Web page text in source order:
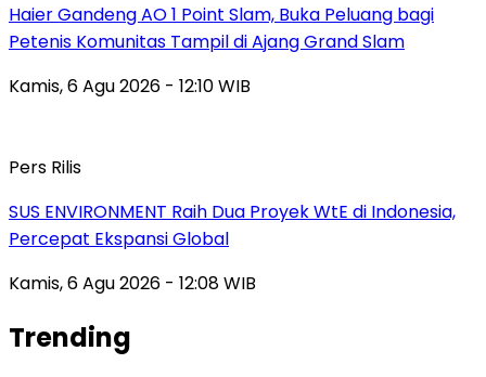
Haier Gandeng AO 1 Point Slam, Buka Peluang bagi
Petenis Komunitas Tampil di Ajang Grand Slam
Kamis, 6 Agu 2026 - 12:10 WIB
Pers Rilis
SUS ENVIRONMENT Raih Dua Proyek WtE di Indonesia,
Percepat Ekspansi Global
Kamis, 6 Agu 2026 - 12:08 WIB
Trending